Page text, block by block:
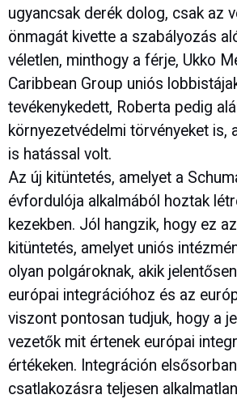
ugyancsak derék dolog, csak az
önmagát kivette a szabályozás
véletlen, minthogy a férje, Ukko
Caribbean Group uniós
tevékenykedett, Roberta pedig
környezetvédelmi törvényeket is,
is hatással volt.
Az új kitüntetés, amelyet a
évfordulója alkalmából hoztak
kezekben. Jól hangzik, hogy ez
kitüntetés, amelyet uniós
olyan polgároknak, akik
európai integrációhoz és az
viszont pontosan tudjuk, hogy a
vezetők mit értenek európai
értékeken. Integráción
csatlakozásra teljesen